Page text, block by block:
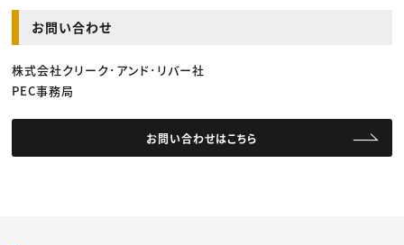
お問い合わせ
株式会社クリーク･アンド･リバー社
PEC事務局
お問い合わせはこちら